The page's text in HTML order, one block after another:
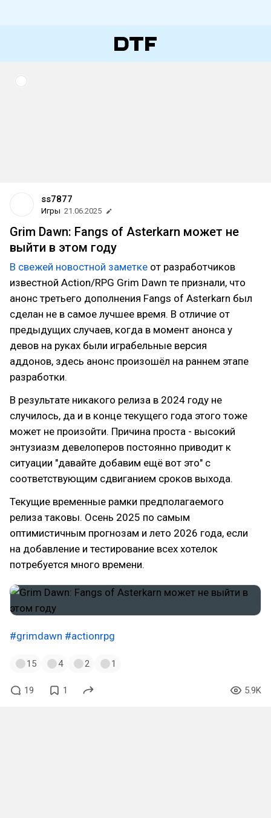
ss7877
Игры 21.06.2025
Grim Dawn: Fangs of Asterkarn может не
выйти в этом году
В свежей новостной заметке от разработчиков
известной Action/RPG Grim Dawn те признали, что
анонс третьего дополнения Fangs of Asterkarn был
сделан не в самое лучшее время. В отличие от
предыдущих случаев, когда в момент анонса у
девов на руках были играбельные версия
аддонов, здесь анонс произошёл на раннем этапе
разработки.
В результате никакого релиза в 2024 году не
случилось, да и в конце текущего года этого тоже
может не произойти. Причина проста - высокий
энтузиазм девелоперов постоянно приводит к
ситуации "давайте добавим ещё вот это" с
соответствующим сдвиганием сроков выхода.
Текущие временные рамки предполагаемого
релиза таковы. Осень 2025 по самым
оптимистичным прогнозам и лето 2026 года, если
на добавление и тестирование всех хотелок
потребуется много времени.
#grimdawn #actionrpg
15 4 2 1
19 1 5.9K